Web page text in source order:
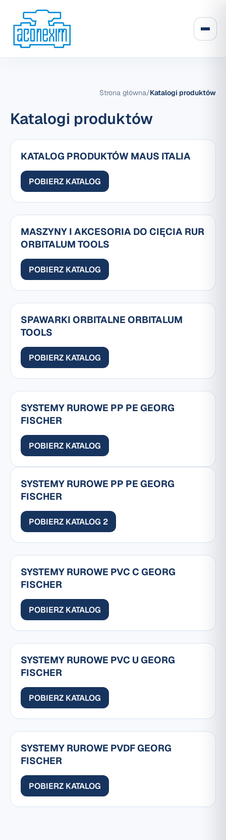
Strona główna/Katalogi produktów
Katalogi produktów
KATALOG PRODUKTÓW MAUS ITALIA
POBIERZ KATALOG
MASZYNY I AKCESORIA DO CIĘCIA RUR
ORBITALUM TOOLS
POBIERZ KATALOG
SPAWARKI ORBITALNE ORBITALUM
TOOLS
POBIERZ KATALOG
SYSTEMY RUROWE PP PE GEORG
FISCHER
POBIERZ KATALOG
SYSTEMY RUROWE PP PE GEORG
FISCHER
POBIERZ KATALOG 2
SYSTEMY RUROWE PVC C GEORG
FISCHER
POBIERZ KATALOG
SYSTEMY RUROWE PVC U GEORG
FISCHER
POBIERZ KATALOG
SYSTEMY RUROWE PVDF GEORG
FISCHER
POBIERZ KATALOG